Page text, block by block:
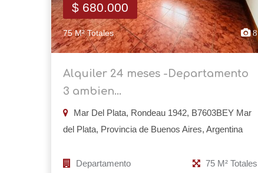
$ 680.000
75 M² Totales 8
Alquiler 24 meses -Departamento
3 ambien...
Mar Del Plata, Rondeau 1942, B7603BEY Mar
del Plata, Provincia de Buenos Aires, Argentina
Departamento 75 M² Totales